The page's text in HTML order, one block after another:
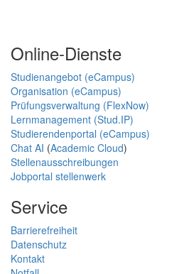
Online-Dienste
Studienangebot (eCampus)
Organisation (eCampus)
Prüfungsverwaltung (FlexNow)
Lernmanagement (Stud.IP)
Studierendenportal (eCampus)
Chat AI (Academic Cloud)
Stellenausschreibungen
Jobportal stellenwerk
Service
Barrierefreiheit
Datenschutz
Kontakt